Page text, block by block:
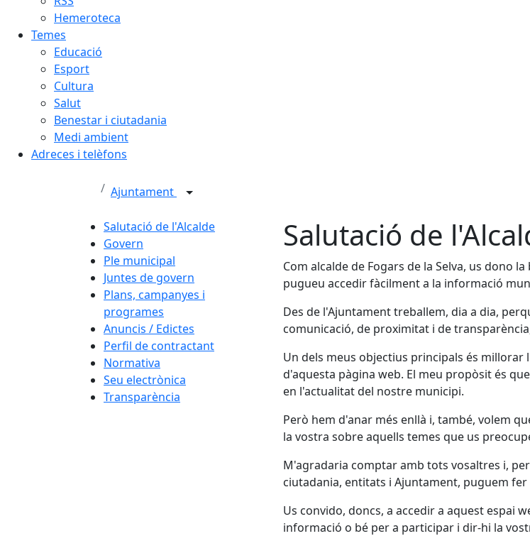
Hemeroteca
Temes
Educació
Esport
Cultura
Salut
Benestar i ciutadania
Medi ambient
Adreces i telèfons
Ajuntament
Salutació de l'Alcalde
Govern
Ple municipal
Juntes de govern
Plans, campanyes i
programes
Anuncis / Edictes
Perfil de contractant
Normativa
Seu electrònica
Transparència
Salutació de
Com alcalde de Fogars de la Selva, us dono
pugueu accedir fàcilment a la informació
Des de l'Ajuntament treballem, dia a dia,
comunicació, de proximitat i de
Un dels meus objectius principals és
d'aquesta pàgina web. El meu propòsit és
en l'actualitat del nostre municipi.
Però hem d'anar més enllà i, també, volem
la vostra sobre aquells temes que us
M'agradaria comptar amb tots vosaltres i,
ciutadania, entitats i Ajuntament, puguem fer
Us convido, doncs, a accedir a aquest espai
informació o bé per a participar i dir-hi la